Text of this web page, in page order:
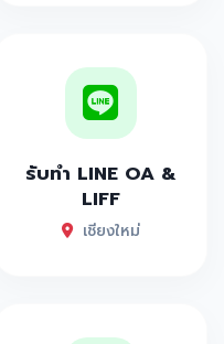
รับทำ LINE OA &
LIFF
เชียงใหม่